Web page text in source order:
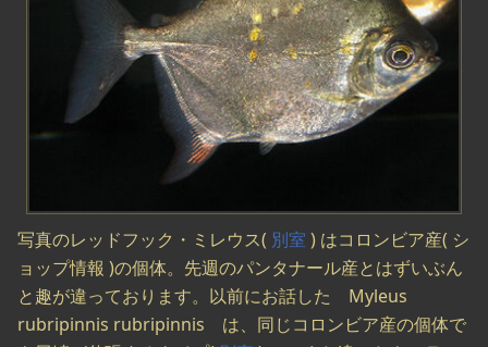
写真のレッドフック・ミレウス( 別室 ) はコロンビア産( シ
ョップ情報 )の個体。先週のパンタナール産とはずいぶん
と趣が違っております。以前にお話した Myleus
rubripinnis rubripinnis は、同じコロンビア産の個体で